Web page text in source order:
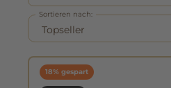
Sortieren nach:
18% gespart